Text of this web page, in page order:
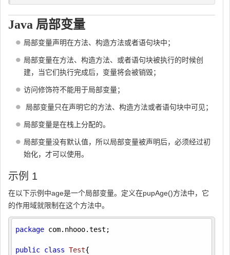
Java 局部变量
局部变量声明在方法、构造方法或者语句块中；
局部变量在方法、构造方法、或者语句块被执行的时候创
建，当它们执行完成后，变量将会被销毁；
访问修饰符不能用于局部变量；
局部变量只在声明它的方法、构造方法或者语句块中可见；
局部变量是在栈上分配的。
局部变量没有默认值，所以局部变量被声明后，必须经过初
始化，才可以使用。
示例 1
在以下示例中age是一个局部变量。定义在pupAge()方法中，它
的作用域就限制在这个方法中。
package com.nhooo.test;
public class Test{